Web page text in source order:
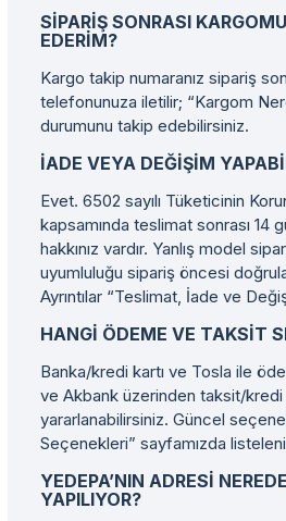
SIPARIŞ SONRASI
EDERIM?
Kargo takip numaranız sipariş
telefonunuza iletilir; “Kargom
durumunu takip edebilirsiniz.
İADE VEYA DEĞIŞIM
Evet. 6502 sayılı Tüketicinin
kapsamında teslimat sonrası 14
hakkınız vardır. Yanlış model
uyumluluğu sipariş öncesi
Ayrıntılar “Teslimat, İade ve
HANGI ÖDEME VE TAKSIT
Banka/kredi kartı ve Tosla ile
ve Akbank üzerinden taksit/
yararlanabilirsiniz. Güncel
Seçenekleri” sayfamızda
YEDEPA’NIN ADRESI
YAPILIYOR?